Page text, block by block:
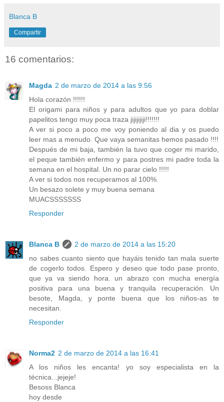
Blanca B
Compartir
16 comentarios:
Magda 2 de marzo de 2014 a las 9:56
Hola corazón !!!!!!
El origami para niños y para adultos que yo para doblar
papelitos tengo muy poca traza jijijijiji!!!!!!!
A ver si poco a poco me voy poniendo al dia y os puedo
leer mas a menudo. Que vaya semanitas hemos pasado !!!!
Después de mi baja, también la tuvo que coger mi marido,
el peque también enfermo y para postres mi padre toda la
semana en el hospital. Un no parar cielo !!!!!
A ver si todos nos recuperamos al 100%.
Un besazo solete y muy buena semana
MUACSSSSSSS
Responder
Blanca B
2 de marzo de 2014 a las 15:20
no sabes cuanto siento que hayáis tenido tan mala suerte
de cogerlo todos. Espero y deseo que todo pase pronto,
que ya va siendo hora. un abrazo con mucha energía
positiva para una buena y tranquila recuperación. Un
besote, Magda, y ponte buena que los niños-as te
necesitan.
Responder
Norma2 2 de marzo de 2014 a las 16:41
A los niños les encanta! yo soy especialista en la
técnica...jejeje!
Besoss Blanca
hoy desde